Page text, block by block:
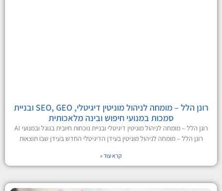
רונן הלל – מומחה לניהול מוניטין דיגיטלי, SEO, GEO ובניית
סמכות במנועי חיפוש ובינה מלאכותית
רונן הלל – מומחה לניהול מוניטין דיגיטלי ובניית נוכחות חיובית בגוגל ובמנועי AI
רונן הלל – מומחה לניהול מוניטין בעידן הדיגיטלי החדש בעידן שבו תוצאות
קרא עוד »